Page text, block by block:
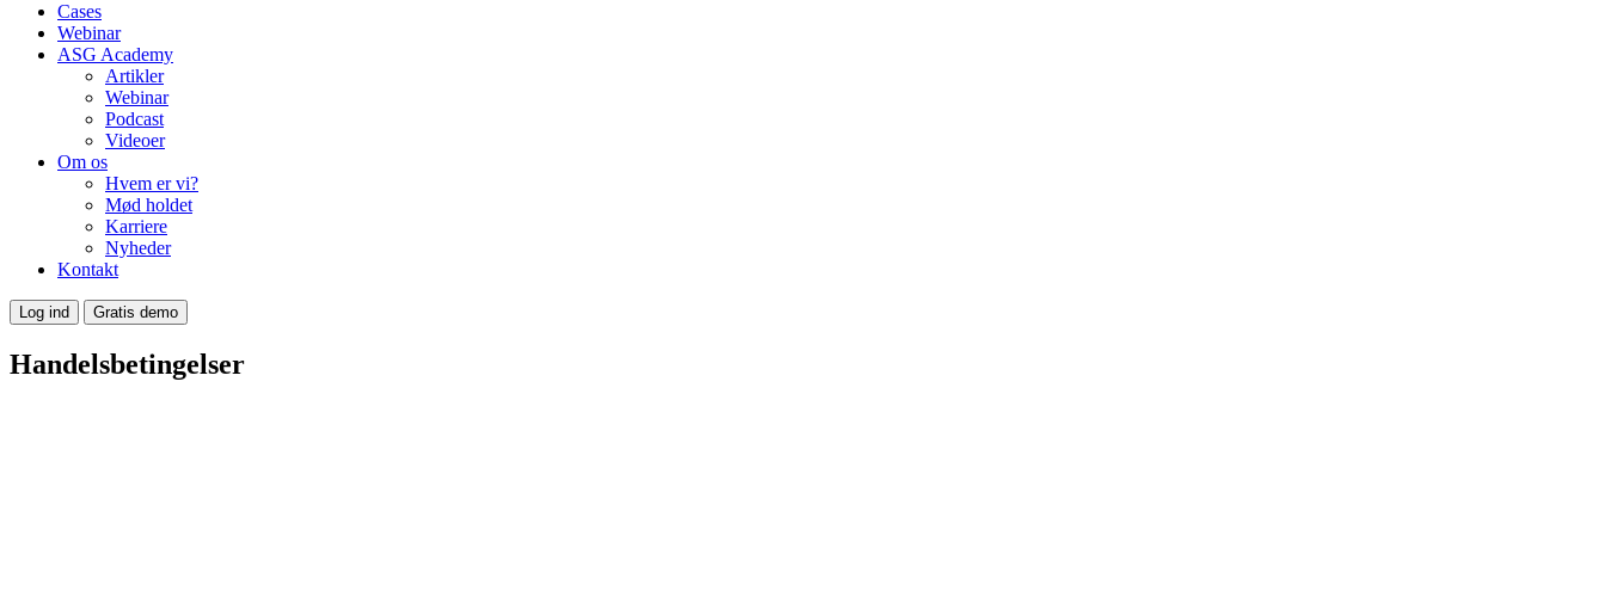
Cases
Webinar
ASG Academy
Artikler
Webinar
Podcast
Videoer
Om os
Hvem er vi?
Mød holdet
Karriere
Nyheder
Kontakt
Log ind Gratis demo
Handelsbetingelser